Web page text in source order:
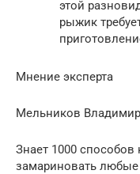
этой
рыжик
Мнение эксперта
Мельников
Знает 1000 способов
замариновать